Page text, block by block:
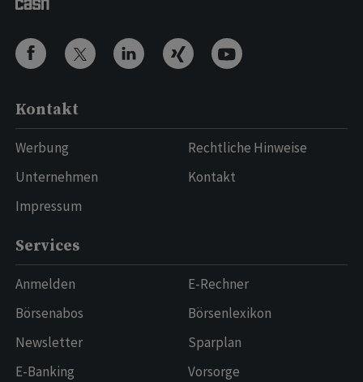
Kontakt
Werbung
Unternehmen
Impressum
Rechtliche Hinweise
Kontakt
Services
Anmelden
Börsenabos
Newsletter
E-Banking
E-Rechner
Börsenlexikon
Sparplan
Vorsorge